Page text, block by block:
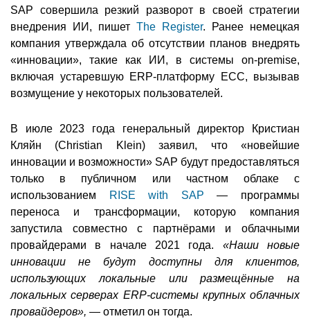
SAP совершила резкий разворот в своей стратегии
внедрения ИИ, пишет The Register. Ранее немецкая
компания утверждала об отсутствии планов внедрять
«инновации», такие как ИИ, в системы on-premise,
включая устаревшую ERP-платформу ECC, вызывав
возмущение у некоторых пользователей.
В июле 2023 года генеральный директор Кристиан
Кляйн (Christian Klein) заявил, что «новейшие
инновации и возможности» SAP будут предоставляться
только в публичном или частном облаке с
использованием
RISE with SAP — программы
переноса и трансформации, которую компания
запустила совместно с партнёрами и облачными
провайдерами в начале 2021 года. «Наши новые
инновации не будут доступны для клиентов,
использующих локальные или размещённые на
локальных серверах ERP-системы крупных облачных
провайдеров», — отметил он тогда.